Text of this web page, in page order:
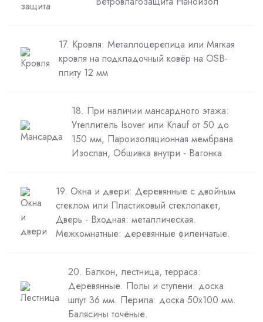
17. Кровля: Металлоцерепица или Мягкая
кровля на подкладочный ковёр на OSB-
плиту 12 мм
18. При наличии мансардного этажа:
Утеплитель Isover или Knauf от 50 до
150 мм, Пароизоляционная мембрана
Изоспан, Обшивка внутри - Вагонка
19. Окна и двери: Деревянные с двойным
стеклом или Пластиковый стеклопакет,
Дверь - Входная: металлическая.
Межкомнатные: деревянные филенчатые.
20. Балкон, лестница, терраса:
Деревянные. Полы и ступени: доска
шпут 36 мм. Перила: доска 50х100 мм.
Балясины точёные.